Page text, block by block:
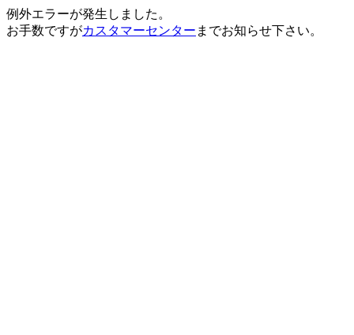
例外エラーが発生しました。
お手数ですがカスタマーセンター までお知らせ下さい。